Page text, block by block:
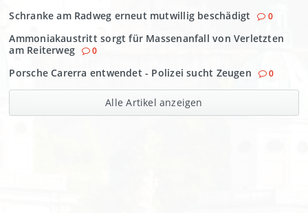
Schranke am Radweg erneut mutwillig beschädigt 0
Ammoniakaustritt sorgt für Massenanfall von Verletzten
am Reiterweg
0
Porsche Carerra entwendet - Polizei sucht Zeugen 0
Alle Artikel anzeigen